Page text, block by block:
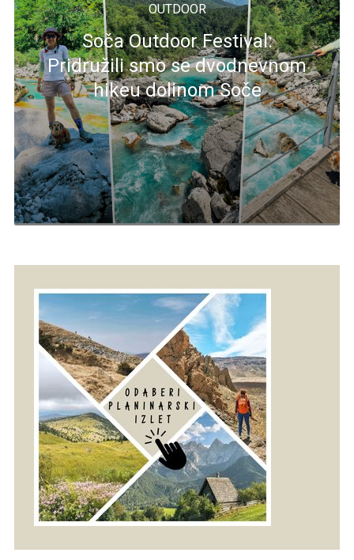
OUTDOOR
Soča Outdoor Festival:
Pridružili smo se dvodnevnom
hikeu dolinom Soče